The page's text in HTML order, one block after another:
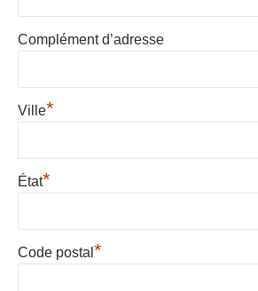
Complément d’adresse
Ville*
État*
Code postal *